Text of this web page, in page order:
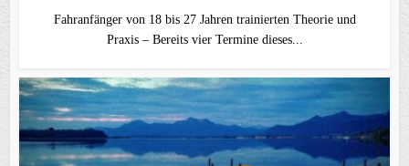
Fahranfänger von 18 bis 27 Jahren trainierten Theorie und
Praxis – Bereits vier Termine dieses...